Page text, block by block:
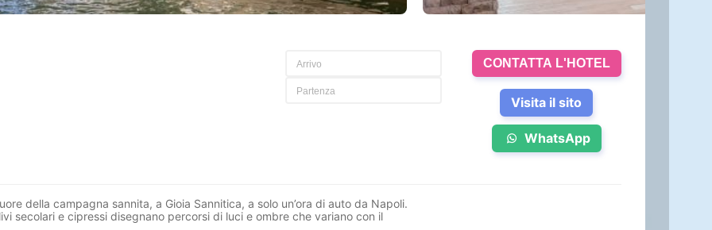
CONTATTA L'HOTEL
Visita il sito
WhatsApp
della campagna sannita, a Gioia Sannitica, a solo un’ora di auto da Napoli.
secolari e cipressi disegnano percorsi di luci e ombre che variano con il